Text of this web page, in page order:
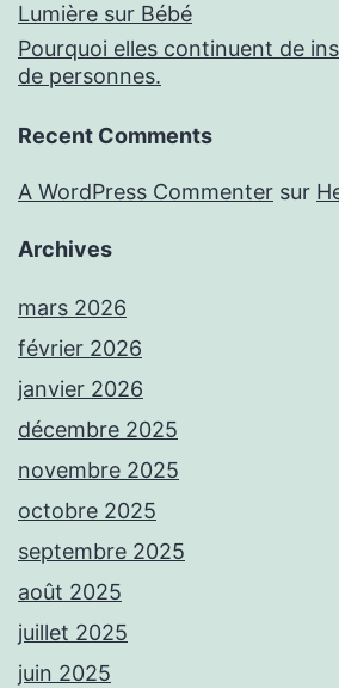
Lumière sur Bébé
Pourquoi elles continuent de
de personnes.
Recent Comments
A WordPress Commenter sur
Archives
mars 2026
février 2026
janvier 2026
décembre 2025
novembre 2025
octobre 2025
septembre 2025
août 2025
juillet 2025
juin 2025